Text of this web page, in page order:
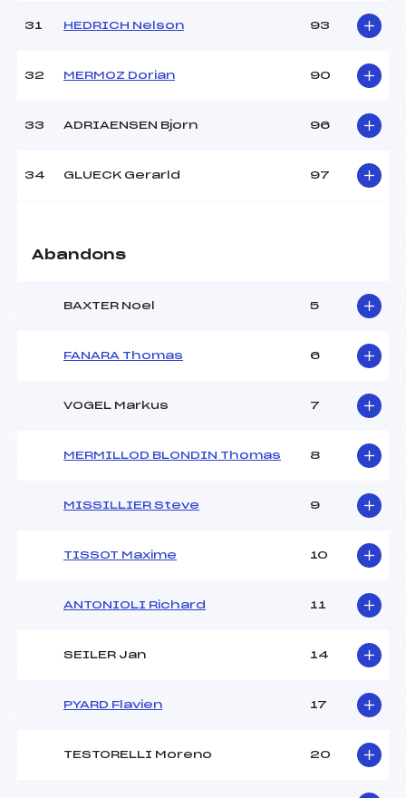
31 HEDRICH Nelson 93
32 MERMOZ Dorian 90
33 ADRIAENSEN Bjorn 96
34 GLUECK Gerarld 97
Abandons
BAXTER Noel 5
FANARA Thomas 6
VOGEL Markus 7
MERMILLOD BLONDIN Thomas 8
MISSILLIER Steve 9
TISSOT Maxime 10
ANTONIOLI Richard 11
SEILER Jan 14
PYARD Flavien 17
TESTORELLI Moreno 20